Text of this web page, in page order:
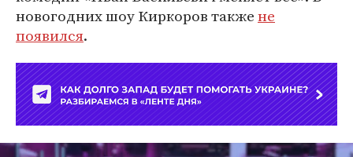
новогодних шоу Киркоров такжене
появился.